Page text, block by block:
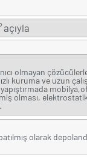
olmayan
kuruma ve uzun
olması,
olarak